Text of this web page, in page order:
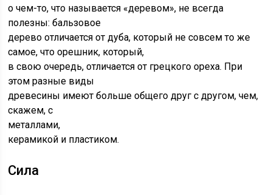
о чем-то, что называется «деревом», не всегда
полезны: бальзовое
дерево отличается от дуба, который не совсем то же
самое, что орешник, который,
в свою очередь, отличается от грецкого ореха. При
этом разные виды
древесины имеют больше общего друг с другом, чем,
скажем, с
металлами,
керамикой и пластиком.
Сила